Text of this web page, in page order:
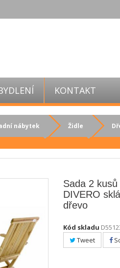
KONTAKT
nábytek Židle
Sada 2
DIVERO
dřevo
Kód skladu
Tweet